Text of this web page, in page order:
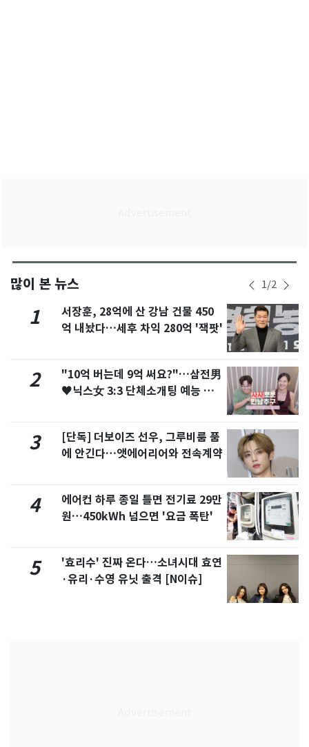
많이 본 뉴스 1/2
1
서장훈, 28억에 산 강남 건물 450
억 내놨다…세후 차익 280억 '잭팟'
2
"10억 버는데 9억 써요?"…삼전男
♥닉스女 3:3 단체소개팅 예능 화
3
[단독] 더보이즈 선우, 그루비룸 품
에 안긴다…앳에어리어와 전속계약
4
에어컨 하루 종일 틀면 전기료 29만
원…450kWh 넘으면 '요금 폭탄'
5
'효리수' 진짜 온다…소녀시대 효연
·유리·수영 유닛 출격 [N이슈]